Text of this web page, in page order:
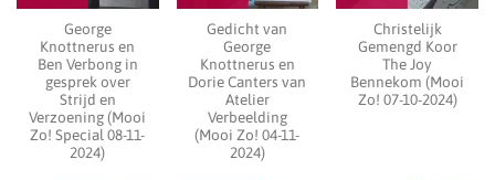
George
Knottnerus en
Ben Verbong in
gesprek over
Strijd en
Verzoening (Mooi
Zo! Special 08-11-
2024)
Gedicht van
George
Knottnerus en
Dorie Canters van
Atelier
Verbeelding
(Mooi Zo! 04-11-
2024)
Christelijk
Gemengd Koor
The Joy
Bennekom (Mooi
Zo! 07-10-2024)